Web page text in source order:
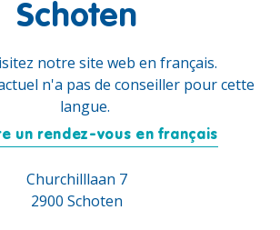
Schoten
notre site web en français.
n'a pas de conseiller pour cette
langue.
un rendez-vous en français
Churchilllaan 7
2900 Schoten